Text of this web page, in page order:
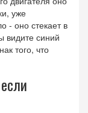
уже
- оно стекает в
видите синий
того, что